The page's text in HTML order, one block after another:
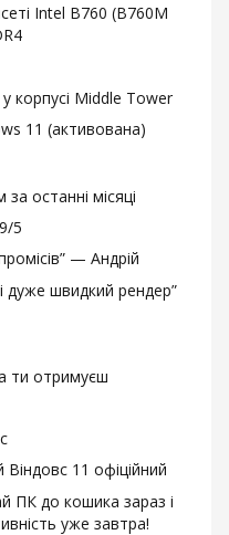
Intel B760 (B760M
корпусі Middle Tower
11 (активована)
останні місяці
5
— Андрій
дуже швидкий рендер”
ти отримуєш
11 офіційний
ПК до кошика зараз і
уже завтра!